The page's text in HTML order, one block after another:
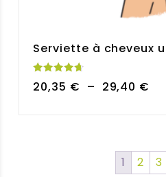
Serviette à cheveux
Note
4.76
20,35 € – 29,40 €
à
1 2 3